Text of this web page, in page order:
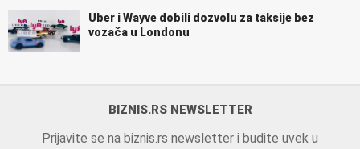
Uber i Wayve dobili dozvolu za taksije bez
vozača u Londonu
BIZNIS.RS NEWSLETTER
Prijavite se na biznis.rs newsletter i budite uvek u